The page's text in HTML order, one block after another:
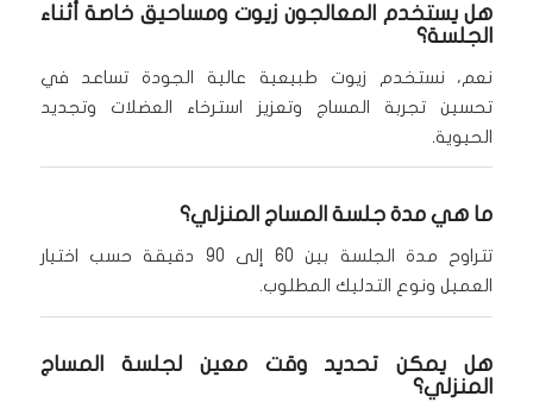
هل يستخدم المعالجون زيوت ومساحيق خاصة أثناء
الجلسة؟
نعم، نستخدم زيوت طبيعية عالية الجودة تساعد في
تحسين تجربة المساج وتعزيز استرخاء العضلات وتجديد
الحيوية.
ما هي مدة جلسة المساج المنزلي؟
تتراوح مدة الجلسة بين 60 إلى 90 دقيقة حسب اختيار
العميل ونوع التدليك المطلوب.
هل يمكن تحديد وقت معين لجلسة المساج
المنزلي؟